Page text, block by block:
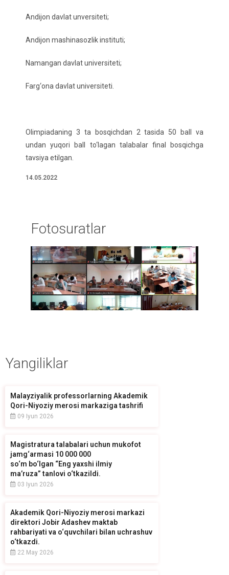
Andijon davlat unversiteti;
Andijon mashinasozlik instituti;
Namangan davlat universiteti;
Farg‘ona davlat universiteti.
Olimpiadaning 3 ta bosqichdan 2 tasida 50 ball va
undan yuqori ball to‘lagan talabalar final bosqichga
tavsiya etilgan.
14.05.2022
Fotosuratlar
Yangiliklar
Malayziyalik professorlarning Akademik
Qori-Niyoziy merosi markaziga tashrifi
09 Iyun 2026
Magistratura talabalari uchun mukofot
jamg‘armasi 10 000 000
so‘m bo‘lgan “Eng yaxshi ilmiy
ma’ruza” tanlovi o‘tkazildi.
03 Iyun 2026
Akademik Qori-Niyoziy merosi markazi
direktori Jobir Adashev maktab
rahbariyati va o‘quvchilari bilan uchrashuv
o‘tkazdi.
22 May 2026